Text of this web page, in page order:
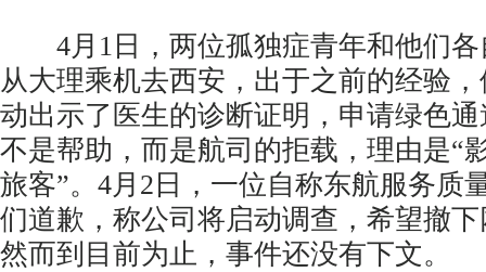
4月1日，两位孤独症青年和他们各
从大理乘机去西安，出于之前的经验
动出示了医生的诊断证明，申请绿色
不是帮助，而是航司的拒载，理由是“
旅客”。4月2日，一位自称东航服务质
们道歉，称公司将启动调查，希望撤
然而到目前为止，事件还没有下文。